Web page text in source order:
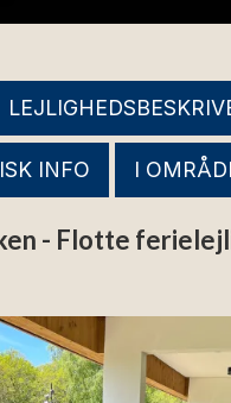
INFO I
- Flotte